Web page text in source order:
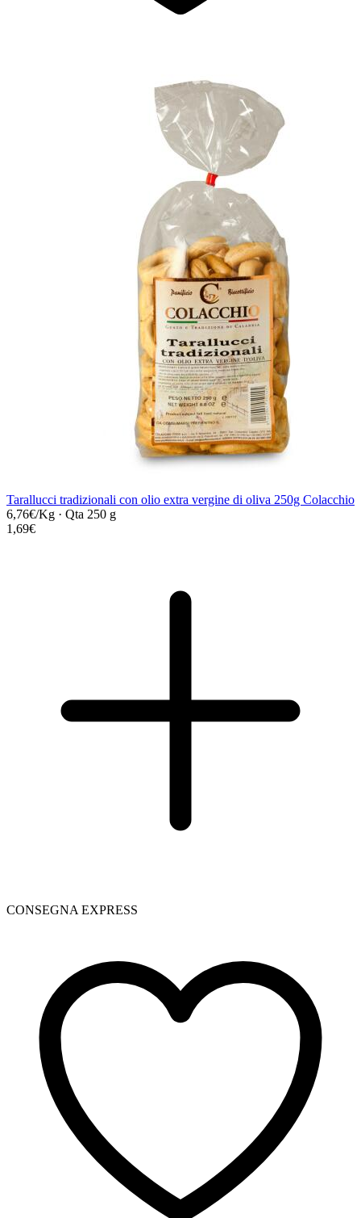
Tarallucci tradizionali con olio extra vergine di oliva 250g Colacchio
6,76€/Kg · Qta 250 g
1,69€
CONSEGNA EXPRESS